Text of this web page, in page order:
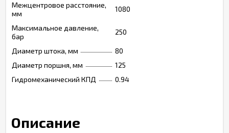
Межцентровое расстояние,
мм
1080
Максимальное давление,
бар
250
Диаметр штока, мм
80
Диаметр поршня, мм
125
Гидромеханический КПД
0.94
Описание